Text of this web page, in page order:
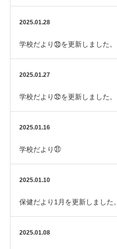
2025.01.28
学校だより㉝を更新しました。
2025.01.27
学校だより㉜を更新しました。
2025.01.16
学校だより㉛
2025.01.10
保健だより1月を更新しました。
2025.01.08